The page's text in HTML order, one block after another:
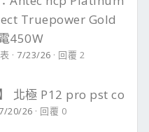
Truepower Gold
450W
7/23/26
回覆 2
】 北極 P12 pro pst co
7/20/26
回覆 0